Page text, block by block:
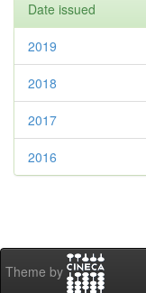
Date issued
2019
2018
2017
2016
Theme by